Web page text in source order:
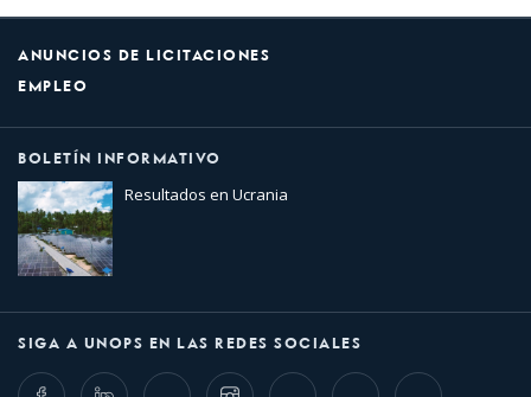
ANUNCIOS DE LICITACIONES
EMPLEO
BOLETÍN INFORMATIVO
Resultados en Ucrania
SIGA A UNOPS EN LAS REDES SOCIALES
FacebookLinkedIn Twitter InstagramWhatsappBluesky Threads